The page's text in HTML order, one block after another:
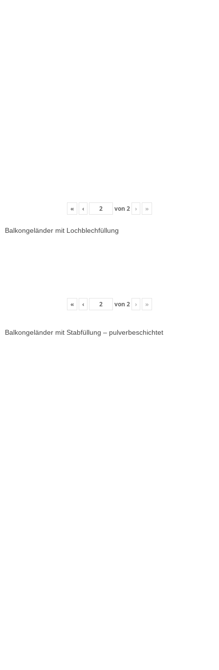
« ‹ von 2 › »
Balkongeländer mit Lochblechfüllung
« ‹ von 2 › »
Balkongeländer mit Stabfüllung – pulverbeschichtet